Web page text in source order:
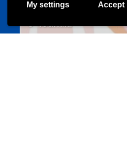
My settings Accept
Un projet de jeunes pour jeunes